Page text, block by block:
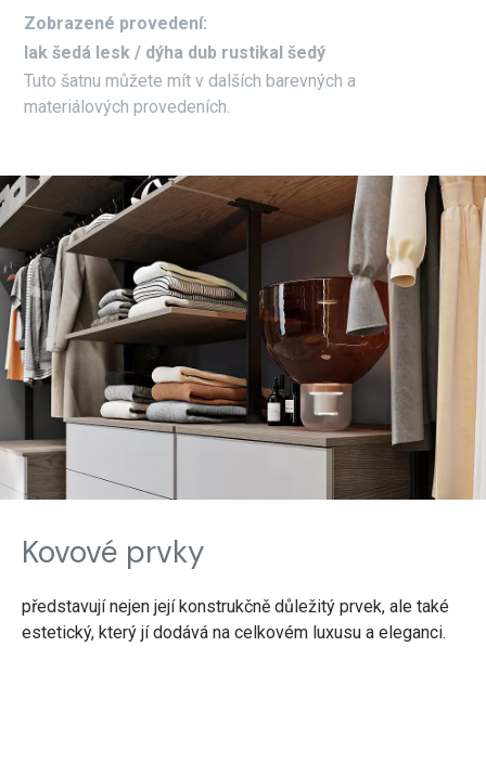
Zobrazené provedení:
lak šedá lesk / dýha dub rustikal šedý
Tuto šatnu můžete mít v dalších barevných a
materiálových provedeních.
Kovové prvky
představují nejen její konstrukčně důležitý prvek, ale také
estetický, který jí dodává na celkovém luxusu a eleganci.